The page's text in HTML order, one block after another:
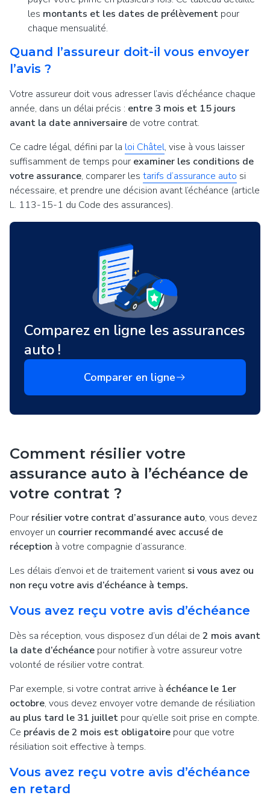
les montants et les dates de prélèvement pour
chaque mensualité.
Quand l’assureur doit-il vous envoyer
l’avis ?
Votre assureur doit vous adresser l’avis d’échéance chaque
année, dans un délai précis : entre 3 mois et 15 jours
avant la date anniversaire de votre contrat.
Ce cadre légal, défini par la loi Châtel, vise à vous laisser
suffisamment de temps pour examiner les conditions de
votre assurance, comparer les tarifs d’assurance auto si
nécessaire, et prendre une décision avant l’échéance (article
L. 113-15-1 du Code des assurances).
Comparez en ligne les assurances
auto !
Comparer en ligne
Comment résilier votre
assurance auto à l’échéance de
votre contrat ?
Pour résilier votre contrat d’assurance auto, vous devez
envoyer un courrier recommandé avec accusé de
réception à votre compagnie d’assurance.
Les délais d’envoi et de traitement varient si vous avez ou
non reçu votre avis d’échéance à temps.
Vous avez reçu votre avis d’échéance
Dès sa réception, vous disposez d’un délai de 2 mois avant
la date d’échéance pour notifier à votre assureur votre
volonté de résilier votre contrat.
Par exemple, si votre contrat arrive à échéance le 1er
octobre, vous devez envoyer votre demande de résiliation
au plus tard le 31 juillet pour qu’elle soit prise en compte.
Ce préavis de 2 mois est obligatoire pour que votre
résiliation soit effective à temps.
Vous avez reçu votre avis d’échéance
en retard